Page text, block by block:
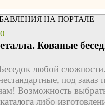
НА ПОРТАЛЕ
Кованые
любой сложности.
под заказ
Возможность
либо